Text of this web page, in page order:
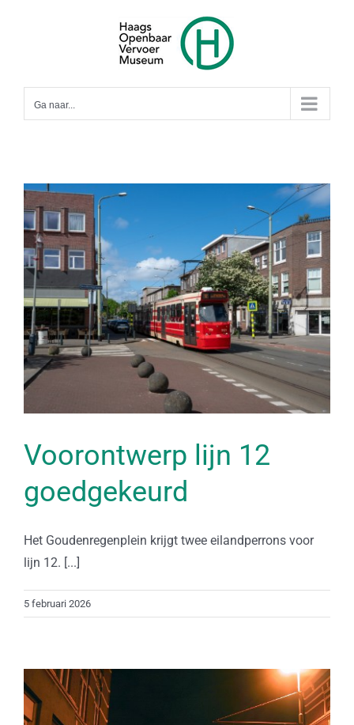
Ga naar...
Voorontwerp lijn 12
goedgekeurd
Het Goudenregenplein krijgt twee eilandperrons voor
lijn 12. [...]
5 februari 2026